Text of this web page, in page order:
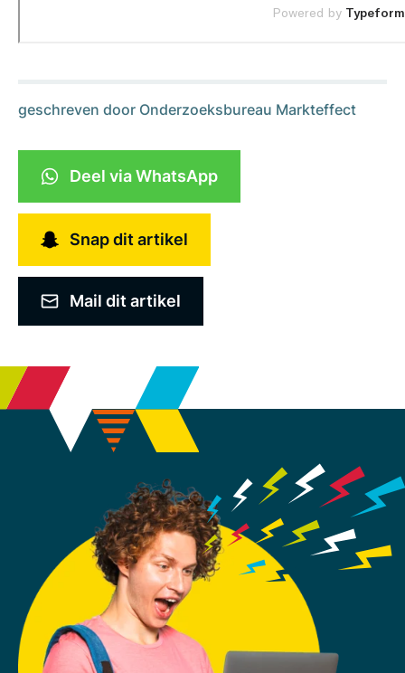
geschreven door Onderzoeksbureau Markteffect
Deel via WhatsApp
Snap dit artikel
Mail dit artikel